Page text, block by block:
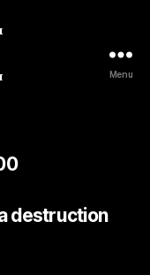
Menu
destruction